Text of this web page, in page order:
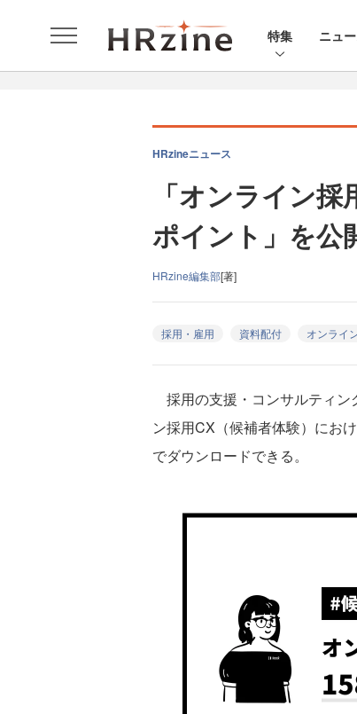
特集 ニュ
HRzineニュース
「オンライン
ポイント」を
HRzine編集部[著]
採用・雇用 資料配付 オンライ
採用の支援・コンサルティン
ン採用CX（候補者体験）にお
でダウンロードできる。